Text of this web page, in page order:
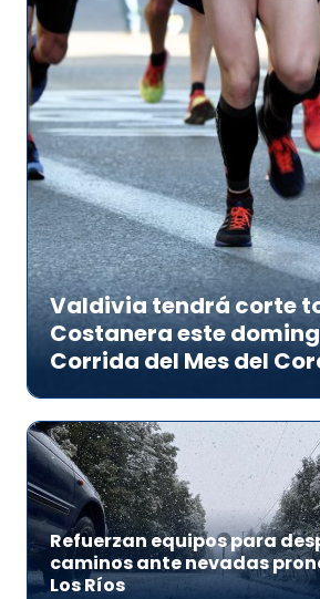
Valdivia tendrá corte
Costanera este
Corrida del Mes del
Refuerzan equipos para
caminos ante nevadas
Los Ríos